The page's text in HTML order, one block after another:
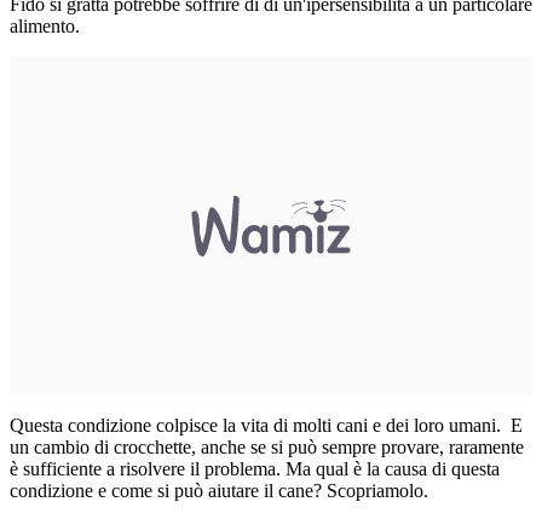
alimento.
Questa condizione colpisce la vita di molti cani e dei loro umani. E
un cambio di crocchette, anche se si può sempre provare, raramente
è sufficiente a risolvere il problema. Ma qual è la causa di questa
condizione e come si può aiutare il cane? Scopriamolo.